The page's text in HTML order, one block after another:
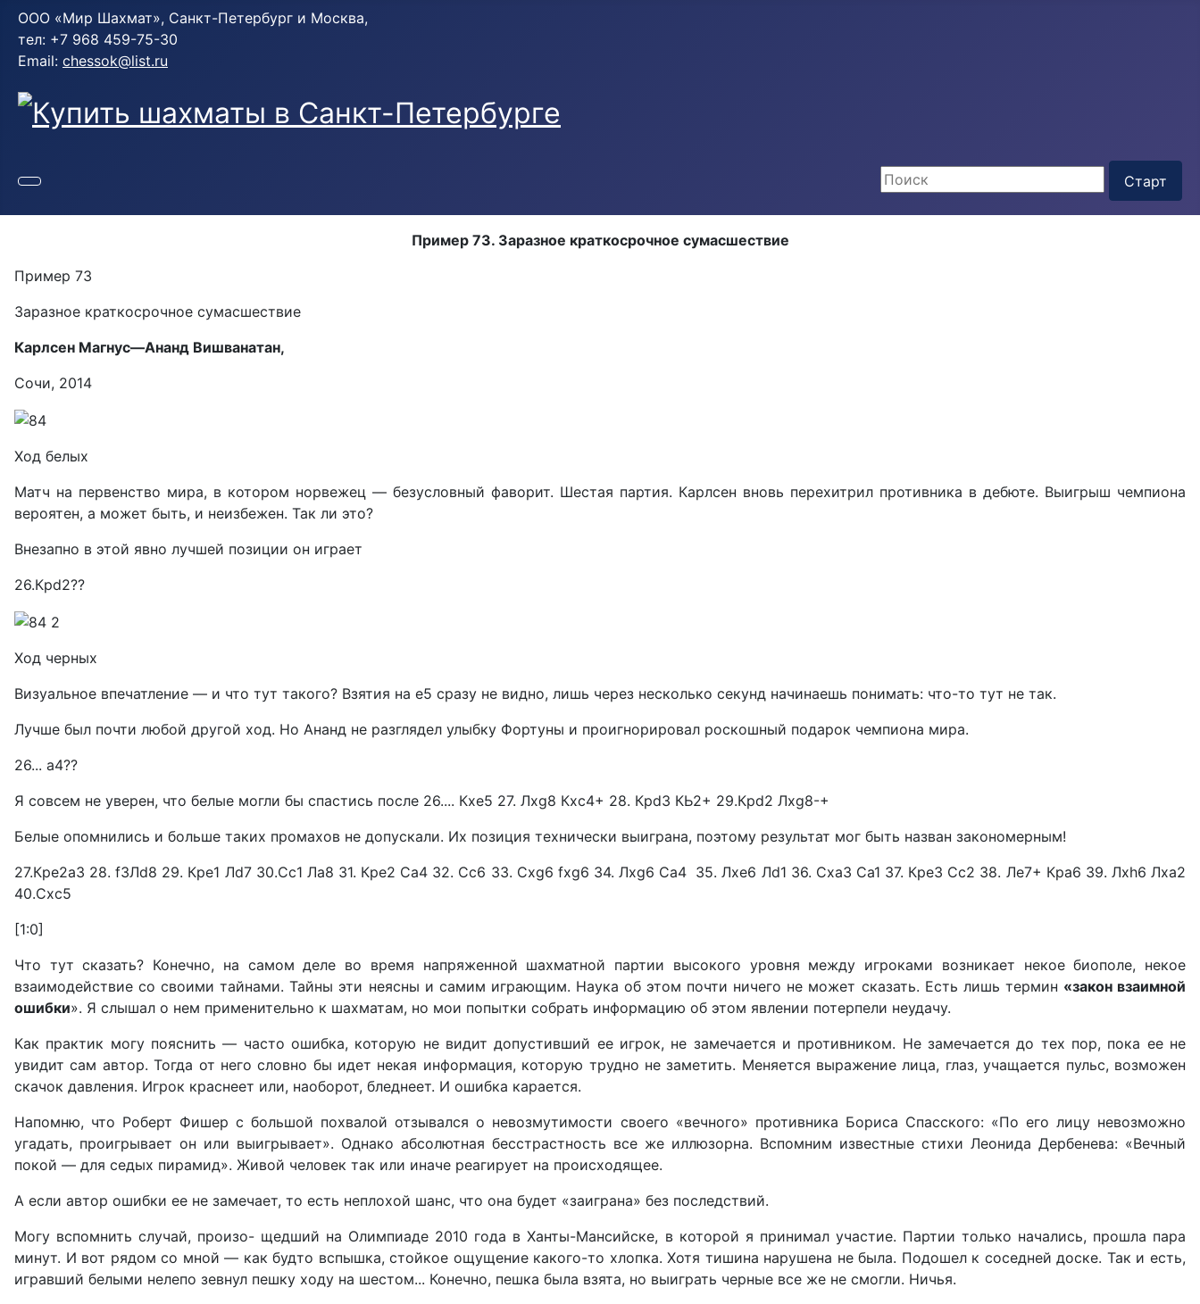
ООО «Мир Шахмат», Санкт-Петербург и Москва,
тел: +7 968 459-75-30
Email: chessok@list.ru
Пример 73. Заразное краткосрочное сумасшествие
Пример 73
Заразное краткосрочное сумасшествие
Карлсен Магнус—Ананд Вишванатан,
Сочи, 2014
Ход белых
Матч на первенство мира, в котором норвежец — безусловный фаворит. Шестая партия. Карлсен вновь перехитрил противника в дебюте. Выигрыш чемпиона
вероятен, а может быть, и неизбежен. Так ли это?
Внезапно в этой явно лучшей позиции он играет
26.Крd2??
Ход черных
Визуальное впечатление — и что тут такого? Взятия на е5 сразу не видно, лишь через несколько секунд начинаешь понимать: что-то тут не так.
Лучше был почти любой другой ход. Но Ананд не разглядел улыбку Фортуны и проигнорировал роскошный подарок чемпиона мира.
26... а4??
Я совсем не уверен, что белые могли бы спастись после 26.... Кхе5 27. Лхg8 Кхс4+ 28. КрdЗ КЬ2+ 29.Крd2 Лхg8-+
Белые опомнились и больше таких промахов не допускали. Их позиция технически выиграна, поэтому результат мог быть назван закономерным!
27.Кре2а3 28. f3Лd8 29. Кре1 Лd7 30.Сс1 Ла8 31. Кре2 Са4 32. Сс6 33. Сxg6 fxg6 34. Лхg6 Са4 35. Лхе6 Лd1 36. Сxa3 Са1 37. КреЗ Сс2 38. Ле7+ Кра6 39. Лxh6 Лха2
40.Сxc5
[1:0]
Что тут сказать? Конечно, на самом деле во время напряженной шахматной партии высокого уровня между игроками возникает некое биополе, некое
взаимодействие со своими тайнами. Тайны эти неясны и самим играющим. Наука об этом почти ничего не может сказать. Есть лишь термин «закон взаимной
ошибки». Я слышал о нем применительно к шахматам, но мои попытки собрать информацию об этом явлении потерпели неудачу.
Как практик могу пояснить — часто ошибка, которую не видит допустивший ее игрок, не замечается и противником. Не замечается до тех пор, пока ее не
увидит сам автор. Тогда от него словно бы идет некая информация, которую трудно не заметить. Меняется выражение лица, глаз, учащается пульс, возможен
скачок давления. Игрок краснеет или, наоборот, бледнеет. И ошибка карается.
Напомню, что Роберт Фишер с большой похвалой отзывался о невозмутимости своего «вечного» противника Бориса Спасского: «По его лицу невозможно
угадать, проигрывает он или выигрывает». Однако абсолютная бесстрастность все же иллюзорна. Вспомним известные стихи Леонида Дербенева: «Вечный
покой — для седых пирамид». Живой человек так или иначе реагирует на происходящее.
А если автор ошибки ее не замечает, то есть неплохой шанс, что она будет «заиграна» без последствий.
Могу вспомнить случай, произо- щедший на Олимпиаде 2010 года в Ханты-Мансийске, в которой я принимал участие. Партии только начались, прошла пара
минут. И вот рядом со мной — как будто вспышка, стойкое ощущение какого-то хлопка. Хотя тишина нарушена не была. Подошел к соседней доске. Так и есть,
игравший белыми нелепо зевнул пешку ходу на шестом... Конечно, пешка была взята, но выиграть черные все же не смогли. Ничья.